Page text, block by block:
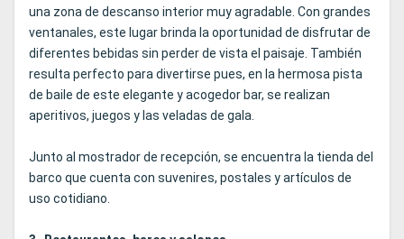
una zona de descanso interior muy agradable. Con grandes
ventanales, este lugar brinda la oportunidad de disfrutar de
diferentes bebidas sin perder de vista el paisaje. También
resulta perfecto para divertirse pues, en la hermosa pista
de baile de este elegante y acogedor bar, se realizan
aperitivos, juegos y las veladas de gala.
Junto al mostrador de recepción, se encuentra la tienda del
barco que cuenta con suvenires, postales y artículos de
uso cotidiano.